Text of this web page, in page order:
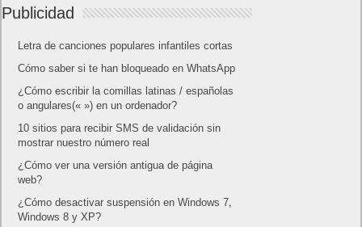
Publicidad
Letra de canciones populares infantiles cortas
Cómo saber si te han bloqueado en WhatsApp
¿Cómo escribir la comillas latinas / españolas
o angulares(« ») en un ordenador?
10 sitios para recibir SMS de validación sin
mostrar nuestro número real
¿Cómo ver una versión antigua de página
web?
¿Cómo desactivar suspensión en Windows 7,
Windows 8 y XP?